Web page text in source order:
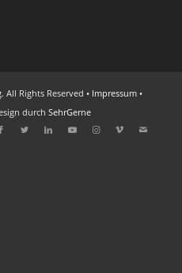
Rights Reserved • Impressum•
durch SehrGerne